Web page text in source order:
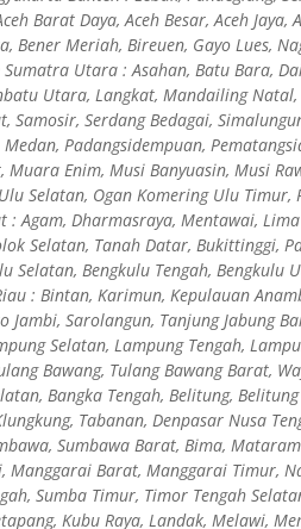
Barat Daya, Aceh Besar, Aceh Jaya,
Bener Meriah, Bireuen, Gayo Lues,
Sumatra Utara : Asahan, Batu Bara,
Utara, Langkat, Mandailing
Samosir, Serdang Bedagai,
Padangsidempuan,
Enim, Musi Banyuasin, Musi
Selatan, Ogan Komering Ulu
Agam, Dharmasraya, Mentawai,
Selatan, Tanah Datar, Bukittinggi,
Selatan, Bengkulu Tengah, Bengkulu
: Bintan, Karimun, Kepulauan
Sarolangun, Tanjung Jabung
Selatan, Lampung Tengah,
Bawang, Tulang Bawang Barat,
Bangka Tengah, Belitung,
Tabanan, Denpasar Nusa
Sumbawa Barat, Bima,
Barat, Manggarai Timur,
Sumba Timur, Timor Tengah
Kubu Raya, Landak, Melawi,